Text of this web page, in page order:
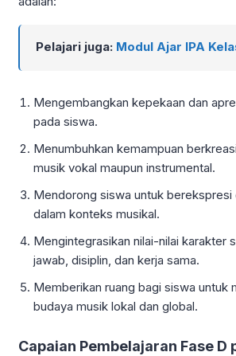
Pelajari juga: Modul Ajar IPA
Mengembangkan kepekaan dan
pada siswa.
Menumbuhkan kemampuan
musik vokal maupun instrumental.
Mendorong siswa untuk berekspresi
dalam konteks musikal.
Mengintegrasikan nilai-nilai karakter
jawab, disiplin, dan kerja sama.
Memberikan ruang bagi siswa untuk
budaya musik lokal dan global.
Capaian Pembelajaran Fase D